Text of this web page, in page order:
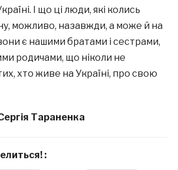
І що ці люди, які колись
можливо, назавжди, а може й на
є нашими братами і сестрами,
родичами, що ніколи не
хто живе на Україні, про свою
Тараненка
: